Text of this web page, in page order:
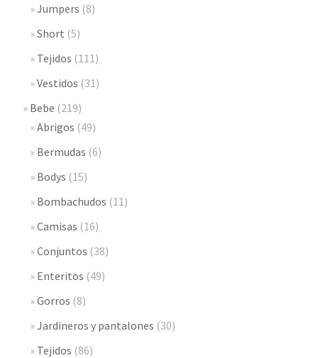
Jumpers (8)
Short (5)
Tejidos (111)
Vestidos (31)
Bebe (219)
Abrigos (49)
Bermudas (6)
Bodys (15)
Bombachudos (11)
Camisas (16)
Conjuntos (38)
Enteritos (49)
Gorros (8)
Jardineros y pantalones (30)
Tejidos (86)